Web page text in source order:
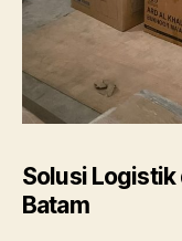
Solusi Logistik
Batam